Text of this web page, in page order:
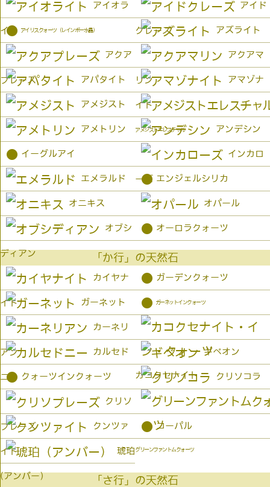
アイオラ
イト
アイド
クレーズ
● アイリスクォーツ（レインボー水晶） アズライト
アクア
プレーズ
アクアマ
リン
アパタイト アマゾナ
イト
アメジスト
アメジストエレスチャル
アメトリン アンデシン
● イーグルアイ インカロ
ーズ
エメラルド ● エンジェルシリカ
オニキス オパール
オブシ
ディアン
● オーロラクォーツ
「か行」の天然石
カイヤナ
イト
● ガーデンクォーツ
ガーネット ● ガーネットインクォーツ
カーネリ
アン
カコクセナイト
カルセド
ニー
ギベオン
● クォーツインクォーツ クリソコラ
クリソ
プレーズ
グリーンファントムクォーツ
クンツァ
イト
● コーパル
琥珀
(アンバー） 「さ行」の天然石